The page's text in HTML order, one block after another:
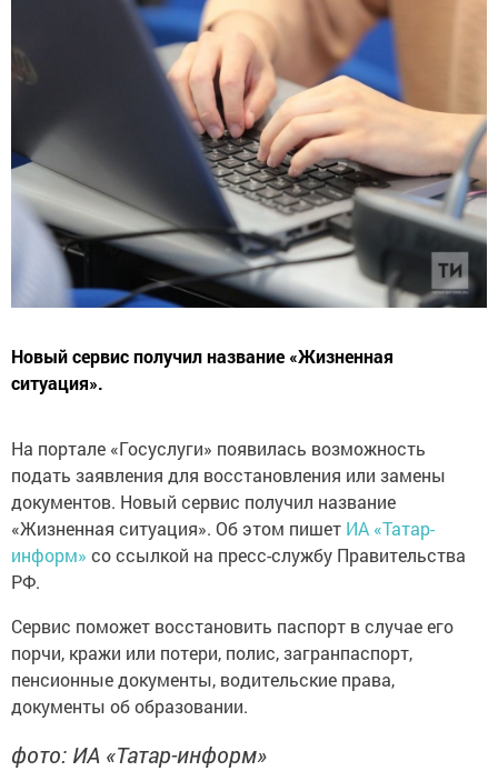
Новый сервис получил название «Жизненная
ситуация».
На портале «Госуслуги» появилась возможность
подать заявления для восстановления или замены
документов. Новый сервис получил название
«Жизненная ситуация». Об этом пишет ИА «Татар-
информ» со ссылкой на пресс-службу Правительства
РФ.
Сервис поможет восстановить паспорт в случае его
порчи, кражи или потери, полис, загранпаспорт,
пенсионные документы, водительские права,
документы об образовании.
фото: ИА «Татар-информ»